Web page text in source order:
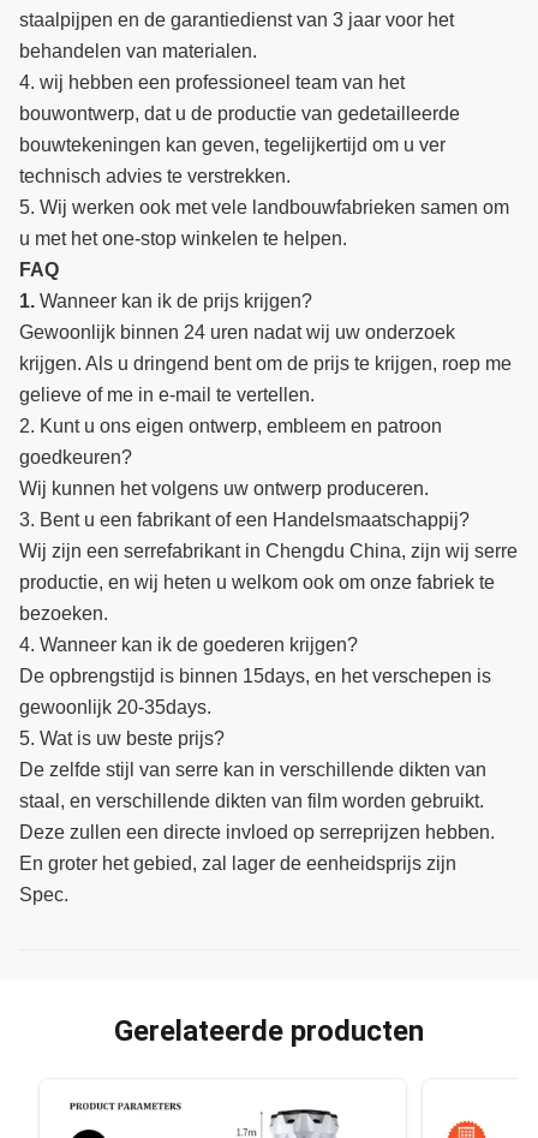
staalpijpen en de garantiedienst van 3 jaar voor het
behandelen van materialen.
4. wij hebben een professioneel team van het
bouwontwerp, dat u de productie van gedetailleerde
bouwtekeningen kan geven, tegelijkertijd om u ver
technisch advies te verstrekken.
5. Wij werken ook met vele landbouwfabrieken samen om
u met het one-stop winkelen te helpen.
FAQ
1. Wanneer kan ik de prijs krijgen?
Gewoonlijk binnen 24 uren nadat wij uw onderzoek
krijgen. Als u dringend bent om de prijs te krijgen, roep me
gelieve of me in e-mail te vertellen.
2. Kunt u ons eigen ontwerp, embleem en patroon
goedkeuren?
Wij kunnen het volgens uw ontwerp produceren.
3. Bent u een fabrikant of een Handelsmaatschappij?
Wij zijn een serrefabrikant in Chengdu China, zijn wij serre
productie, en wij heten u welkom ook om onze fabriek te
bezoeken.
4. Wanneer kan ik de goederen krijgen?
De opbrengstijd is binnen 15days, en het verschepen is
gewoonlijk 20-35days.
5. Wat is uw beste prijs?
De zelfde stijl van serre kan in verschillende dikten van
staal, en verschillende dikten van film worden gebruikt.
Deze zullen een directe invloed op serreprijzen hebben.
En groter het gebied, zal lager de eenheidsprijs zijn
Spec.
Gerelateerde producten